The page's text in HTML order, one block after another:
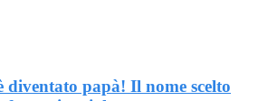
diventato papà! Il nome scelto